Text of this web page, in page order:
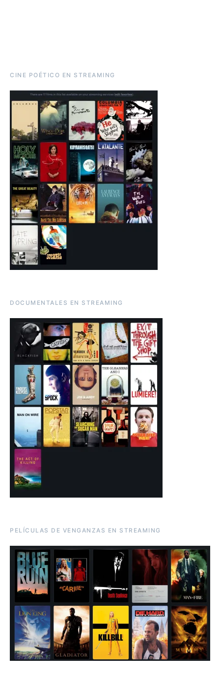
CINE POÉTICO EN STREAMING
DOCUMENTALES EN STREAMING
PELÍCULAS DE VENGANZAS EN STREAMING